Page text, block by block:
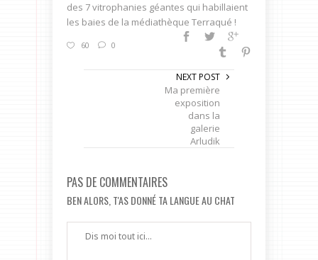
des 7 vitrophanies géantes qui habillaient
les baies de la médiathèque Terraqué !
60 0
NEXT POST
Ma première
exposition
dans la
galerie
Arludik
PAS DE COMMENTAIRES
BEN ALORS, T'AS DONNÉ TA LANGUE AU CHAT